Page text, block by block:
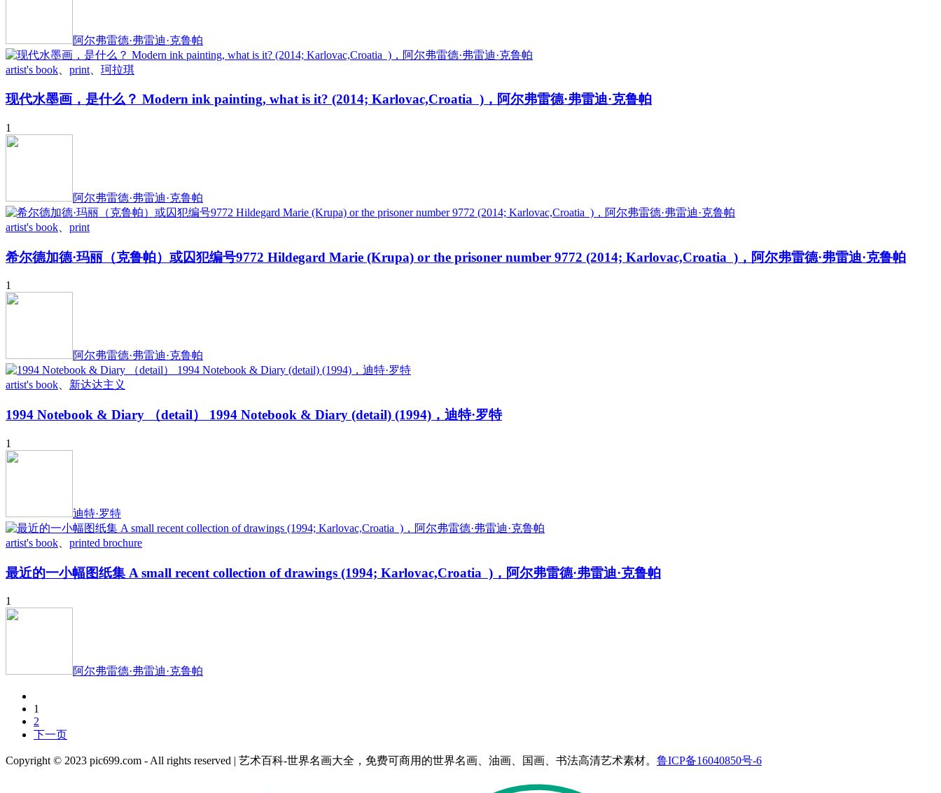
阿尔弗雷德·弗雷迪·克鲁帕
artist's book print 珂拉琪
现代水墨画，是什么？ Modern ink painting, what is it? (2014; Karlovac,Croatia )，阿尔弗雷德·弗雷迪·克鲁帕
1
阿尔弗雷德·弗雷迪·克鲁帕
artist's book print
希尔德加德·玛丽（克鲁帕）或囚犯编号9772 Hildegard Marie (Krupa) or the prisoner number 9772 (2014; Karlovac,Croatia )，阿尔弗雷德·弗雷迪·克鲁帕
1
阿尔弗雷德·弗雷迪·克鲁帕
artist's book 新达达主义
1994 Notebook & Diary （detail） 1994 Notebook & Diary (detail) (1994)，迪特·罗特
1
迪特·罗特
artist's book printed brochure
最近的一小幅图纸集 A small recent collection of drawings (1994; Karlovac,Croatia )，阿尔弗雷德·弗雷迪·克鲁帕
1
阿尔弗雷德·弗雷迪·克鲁帕
1
2
下一页
Copyright © 2023 pic699.com - All rights reserved | 艺术百科-世界名画大全，免费可商用的世界名画、油画、国画、书法高清艺术素材。 鲁ICP备16040850号-6